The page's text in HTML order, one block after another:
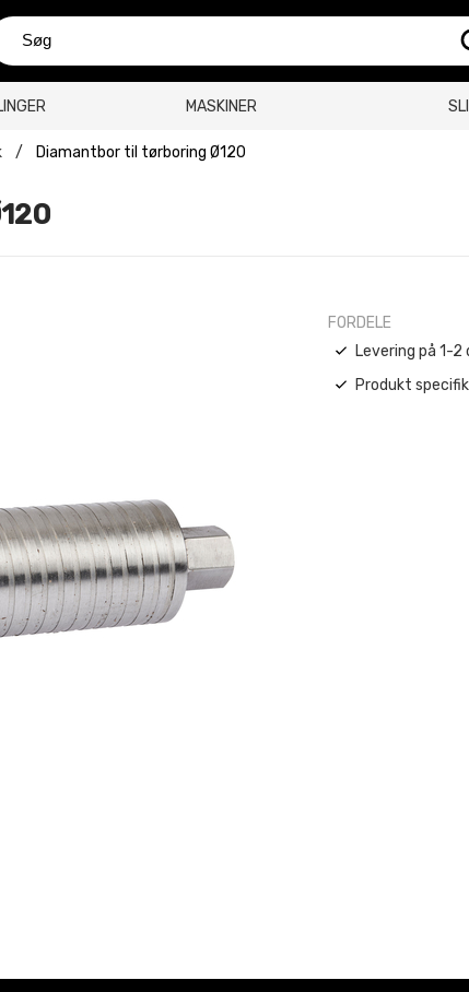
MASKINER
/ Diamantbor til tørboring Ø120
FORDELE
Levering på 1-2
Produkt